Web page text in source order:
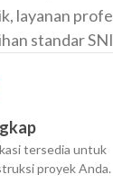
layanan
standar
tersedia untuk
proyek Anda.